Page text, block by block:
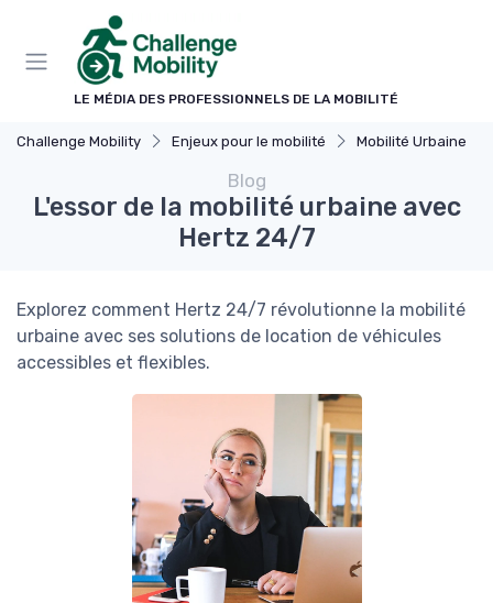
LE MÉDIA DES PROFESSIONNELS DE LA MOBILITÉ
Challenge Mobility Enjeux pour le mobilité Mobilité Urbaine
Blog
L'essor de la mobilité urbaine avec
Hertz 24/7
Explorez comment Hertz 24/7 révolutionne la mobilité
urbaine avec ses solutions de location de véhicules
accessibles et flexibles.
Panneau de gestion des cookies